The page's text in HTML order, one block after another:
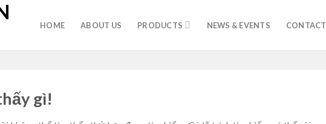
HOME ABOUT US PRODUCTS NEWS & EVENTS CONTACT
gì!